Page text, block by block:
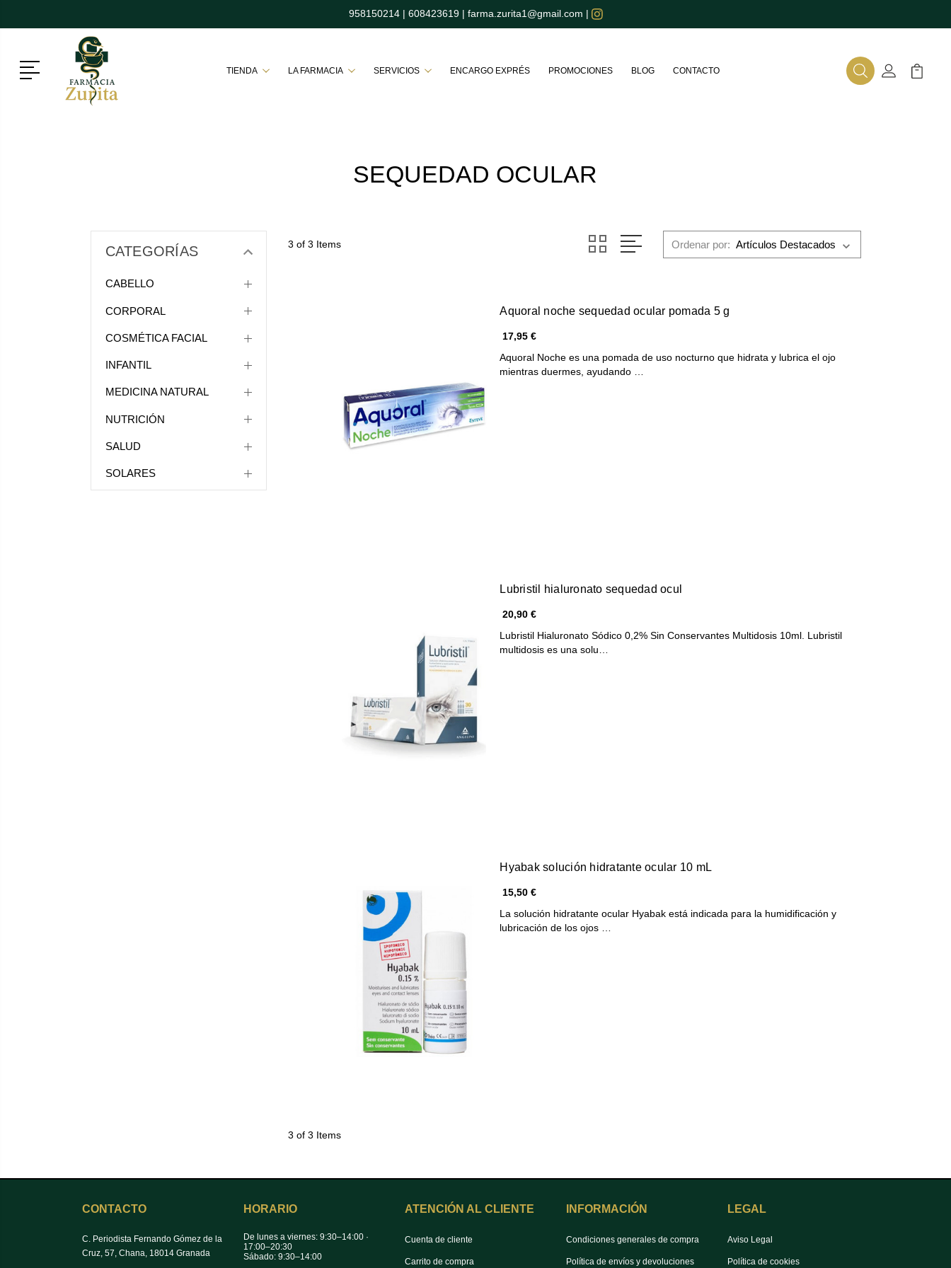
958150214| 608423619| farma.zurita1@gmail.com |
Menú TIENDA LA FARMACIA SERVICIOS ENCARGO EXPRÉS PROMOCIONES BLOG CONTACTO
Buscar
BuscarMi Cuenta
Mi
SEQUEDAD OCULAR
CATEGORÍAS
CABELLO
CORPORAL
COSMÉTICA FACIAL
INFANTIL
MEDICINA NATURAL
NUTRICIÓN
SALUD
SOLARES
3 of 3 Items Ordenar por:
Aquoral noche sequedad ocular pomada 5 g
17,95 €
Aquoral Noche es una pomada de uso nocturno que hidrata y lubrica el ojo
mientras duermes, ayudando …
Lubristil hialuronato sequedad ocul
20,90 €
Lubristil Hialuronato Sódico 0,2% Sin Conservantes Multidosis 10ml. Lubristil
multidosis es una solu…
Hyabak solución hidratante ocular 10 mL
15,50 €
La solución hidratante ocular Hyabak está indicada para la humidificación y
lubricación de los ojos …
3 of 3 Items
CONTACTO
C. Periodista Fernando Gómez de la
Cruz, 57, Chana, 18014 Granada
HORARIO
De lunes a viernes: 9:30–14:00 ·
17:00–20:30
Sábado: 9:30–14:00
ATENCIÓN AL CLIENTE
Cuenta de cliente
Carrito de compra
INFORMACIÓN
Condiciones generales de compra
Política de envíos y devoluciones
LEGAL
Aviso Legal
Política de cookies